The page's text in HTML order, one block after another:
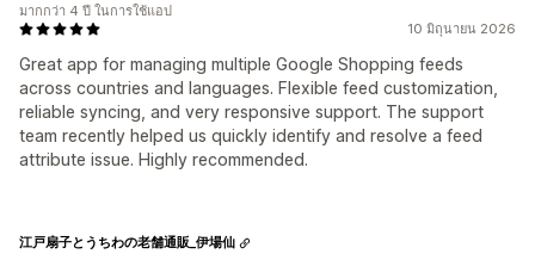
10 มิถุนายน 2026
Great app for managing multiple Google Shopping feeds
across countries and languages. Flexible feed customization,
reliable syncing, and very responsive support. The support
team recently helped us quickly identify and resolve a feed
attribute issue. Highly recommended.
มากกว่า 4 ปี ในการใช้แอป
江戸扇子とうちわの老舗通販_伊場仙